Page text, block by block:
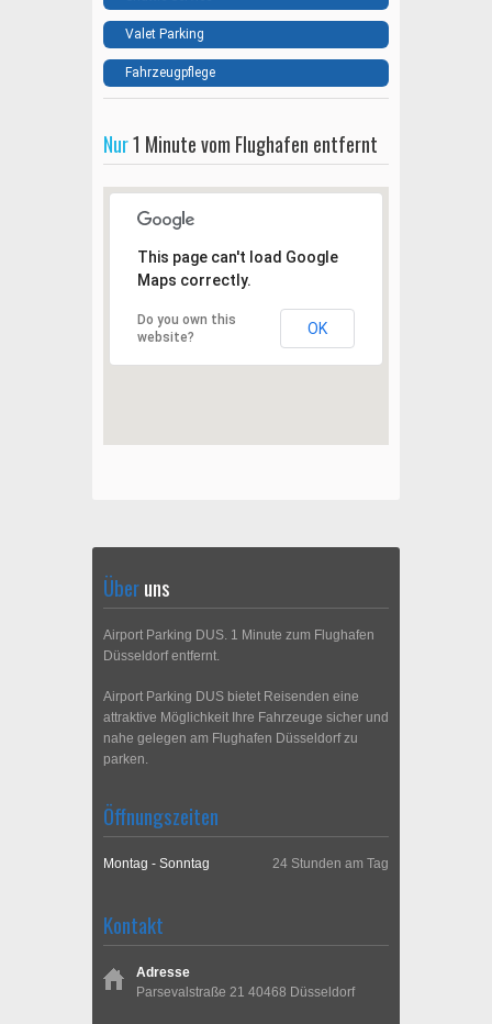
Valet Parking
Fahrzeugpflege
Nur1 Minute vom Flughafen entfernt
This page can't load Google
Maps correctly.
Do you own this
website?
OK
Überuns
Airport Parking DUS. 1 Minute zum Flughafen
Düsseldorf entfernt.
Airport Parking DUS bietet Reisenden eine
attraktive Möglichkeit Ihre Fahrzeuge sicher und
nahe gelegen am Flughafen Düsseldorf zu
parken.
Öffnungszeiten
Montag - Sonntag 24 Stunden am Tag
Kontakt
Adresse
Parsevalstraße 21 40468 Düsseldorf